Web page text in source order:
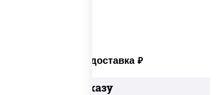
Платная доставка руб
Добавьте к заказу